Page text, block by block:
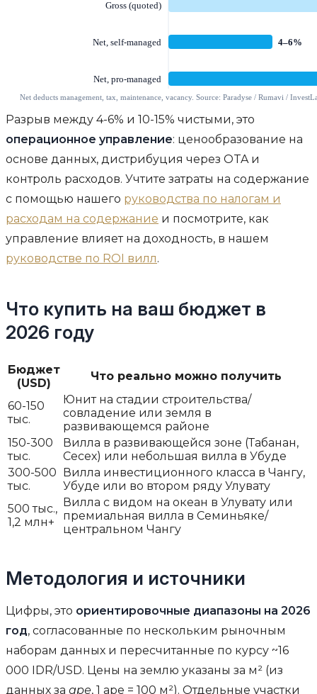
Разрыв между 4-6% и 10-15% чистыми, это
операционное управление: ценообразование на
основе данных, дистрибуция через OTA и
контроль расходов. Учтите затраты на содержание
с помощью нашего руководства по налогам и
расходам на содержание и посмотрите, как
управление влияет на доходность, в нашем
руководстве по ROI вилл.
Что купить на ваш бюджет в
2026 году
Бюджет
(USD)
Что реально можно получить
60-150
тыс.
Юнит на стадии строительства/
совладение или земля в
развивающемся районе
150-300
тыс.
Вилла в развивающейся зоне (Табанан,
Сесех) или небольшая вилла в Убуде
300-500
тыс.
Вилла инвестиционного класса в Чангу,
Убуде или во втором ряду Улувату
500 тыс.,
1,2 млн+
Вилла с видом на океан в Улувату или
премиальная вилла в Семиньяке/
центральном Чангу
Методология и источники
Цифры, это ориентировочные диапазоны на 2026
год, согласованные по нескольким рыночным
наборам данных и пересчитанные по курсу ~16
000 IDR/USD. Цены на землю указаны за м² (из
данных за аре, 1 аре = 100 м²). Отдельные участки